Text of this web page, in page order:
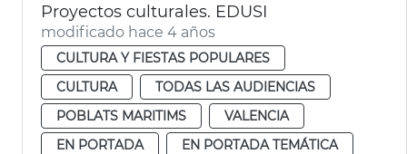
Proyectos culturales. EDUSI
modificado hace 4 años
CULTURA Y FIESTAS POPULARES
CULTURA
TODAS LAS AUDIENCIAS
POBLATS MARITIMS
VALENCIA
EN PORTADA
EN PORTADA TEMÁTICA